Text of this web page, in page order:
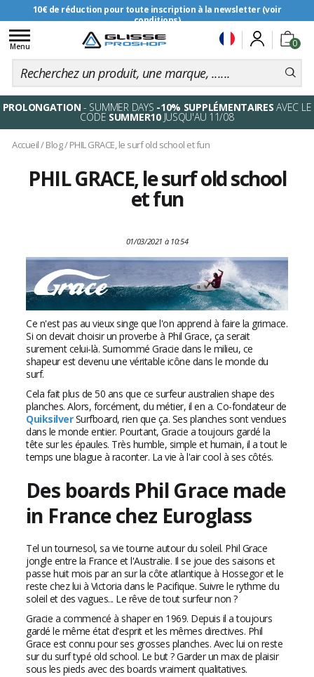
10€ de réduction pour toute inscription à la newsletter (voir
conditions)
0
Toggle
navigation
Menu
PROLONGATION - SUMMER DAYS -10% SUPPLÉMENTAIRES AVEC LE
CODE SUMMER10JUSQU'AU 11/08
Accueil/Blog/PHIL GRACE, le surf old school et fun
PHIL GRACE, le surf old school
et fun
01/03/2021 à 10:54
Ce n'est pas au vieux singe que l'on apprend à faire la grimace.
Si on devait choisir un proverbe à Phil Grace, ça serait
surement celui-là. Surnommé Gracie dans le milieu, ce
shapeur est devenu une véritable icône dans le monde du
surf.
Cela fait plus de 50 ans que ce surfeur australien shape des
planches. Alors, forcément, du métier, il en a. Co-fondateur de
QuiksilverSurfboard, rien que ça. Ses planches sont vendues
dans le monde entier. Pourtant, Gracie a toujours gardé la
tête sur les épaules. Très humble, simple et humain, il a tout le
temps une blague à raconter. La vie à l'air cool à ses côtés.
Des boards Phil Grace made
in France chez Euroglass
Tel un tournesol, sa vie tourne autour du soleil. Phil Grace
jongle entre la France et l'Australie. Il se joue des saisons et
passe huit mois par an sur la côte atlantique à Hossegor et le
reste chez lui à Victoria dans le Pacifique. Suivre le rythme du
soleil et des vagues... Le rêve de tout surfeur non ?
Gracie a commencé à shaper en 1969. Depuis il a toujours
gardé le même état d'esprit et les mêmes directives. Phil
Grace est connu pour ses grosses planches. Avec lui on reste
sur du surf typé old school. Le but ? Garder un max de plaisir
sous les pieds avec des boards vraiment qualitatives.